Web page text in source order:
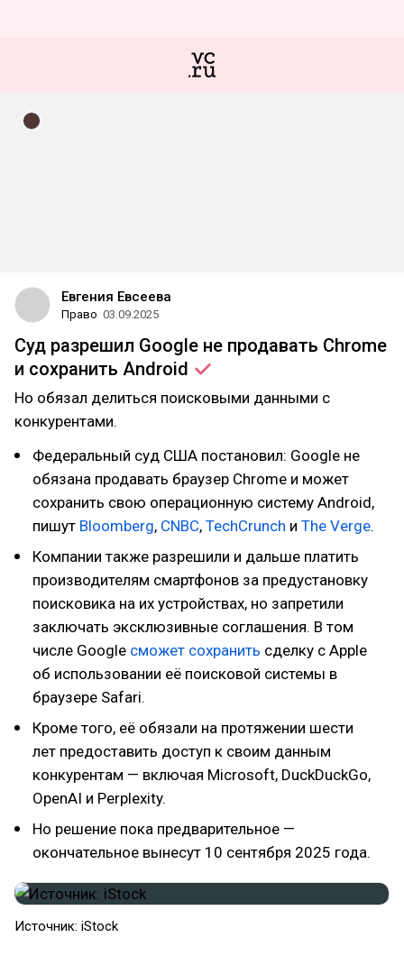
Евгения Евсеева
Право 03.09.2025
Суд разрешил Google не продавать Chrome
и сохранить Android
Но обязал делиться поисковыми данными с
конкурентами.
Федеральный суд США постановил: Google не
обязана продавать браузер Chrome и может
сохранить свою операционную систему Android,
пишут Bloomberg, CNBC, TechCrunch и The Verge.
Компании также разрешили и дальше платить
производителям смартфонов за предустановку
поисковика на их устройствах, но запретили
заключать эксклюзивные соглашения. В том
числе Google сможет сохранить сделку с Apple
об использовании её поисковой системы в
браузере Safari.
Кроме того, её обязали на протяжении шести
лет предоставить доступ к своим данным
конкурентам — включая Microsoft, DuckDuckGo,
OpenAI и Perplexity.
Но решение пока предварительное —
окончательное вынесут 10 сентября 2025 года.
Источник: iStock